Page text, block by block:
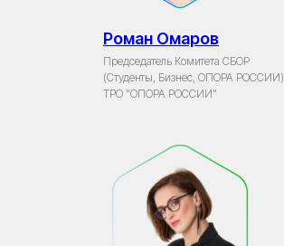
Роман Омаров
Председатель Комитета СБОР
(Студенты, Бизнес, ОПОРА РОССИИ)
ТРО "ОПОРА РОССИИ"